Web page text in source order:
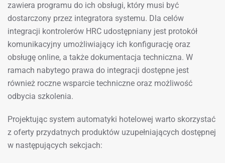
zawiera programu do ich obsługi, który musi być
dostarczony przez integratora systemu. Dla celów
integracji kontrolerów HRC udostępniany jest protokół
komunikacyjny umożliwiający ich konfigurację oraz
obsługę online, a także dokumentacja techniczna. W
ramach nabytego prawa do integracji dostępne jest
również roczne wsparcie techniczne oraz możliwość
odbycia szkolenia.
Projektując system automatyki hotelowej warto skorzystać
z oferty przydatnych produktów uzupełniających dostępnej
w następujących sekcjach: